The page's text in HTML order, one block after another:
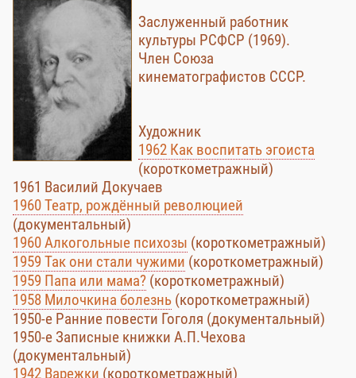
Заслуженный работник
культуры РСФСР (1969).
Член Союза
кинематографистов СССР.
Художник
1962 Как воспитать эгоиста
(короткометражный)
1961 Василий Докучаев
1960 Театр, рождённый революцией
(документальный)
1960 Алкогольные психозы (короткометражный)
1959 Так они стали чужими (короткометражный)
1959 Папа или мама? (короткометражный)
1958 Милочкина болезнь (короткометражный)
1950-е Ранние повести Гоголя (документальный)
1950-е Записные книжки А.П.Чехова
(документальный)
1942 Варежки (короткометражный)